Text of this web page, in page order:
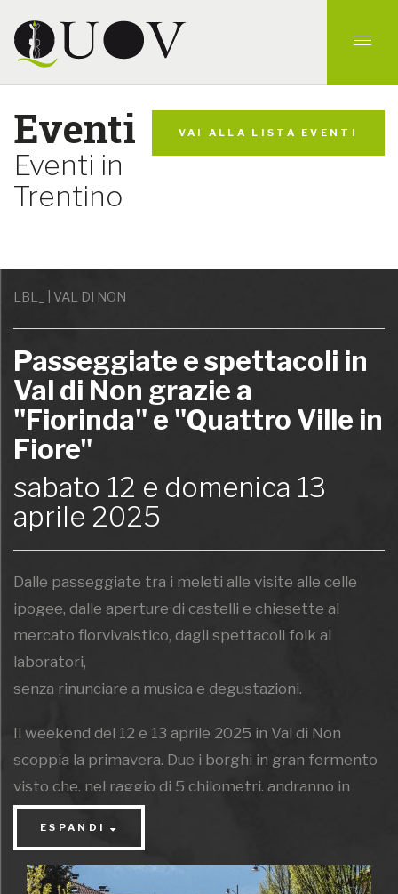
Eventi VAI ALLA LISTA EVENTI
Eventi in
Trentino
LBL_ | VAL DI NON
Passeggiate e spettacoli in
Val di Non grazie a
"Fiorinda" e "Quattro Ville in
Fiore"
sabato 12 e domenica 13
aprile 2025
Dalle passeggiate tra i meleti alle visite alle celle
ipogee, dalle aperture di castelli e chiesette al
mercato florvivaistico, dagli spettacoli folk ai
laboratori,
senza rinunciare a musica e degustazioni.
Il weekend del 12 e 13 aprile 2025 in Val di Non
scoppia la primavera. Due i borghi in gran fermento
visto che, nel raggio di 5 chilometri, andranno in
scena due dei maggiori eventi delle Pro Loco
AMollaro sia sabato che domenicac’è "Fiorinda", la
ESPANDI